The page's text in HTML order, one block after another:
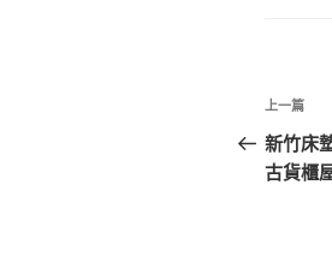
文
章
導
上
一
篇
上一篇
新竹床
古貨櫃